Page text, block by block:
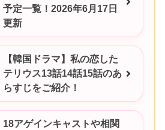
予定一覧！2026年6月17日
更新
【韓国ドラマ】私の恋した
テリウス13話14話15話のあ
らすじをご紹介！
18アゲインキャストや相関